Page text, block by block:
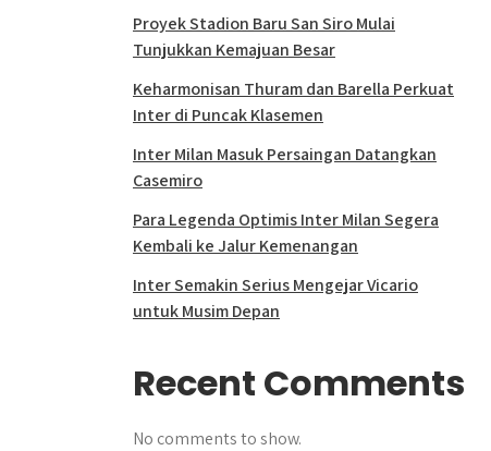
Proyek Stadion Baru San Siro Mulai
Tunjukkan Kemajuan Besar
Keharmonisan Thuram dan Barella Perkuat
Inter di Puncak Klasemen
Inter Milan Masuk Persaingan Datangkan
Casemiro
Para Legenda Optimis Inter Milan Segera
Kembali ke Jalur Kemenangan
Inter Semakin Serius Mengejar Vicario
untuk Musim Depan
Recent Comments
No comments to show.